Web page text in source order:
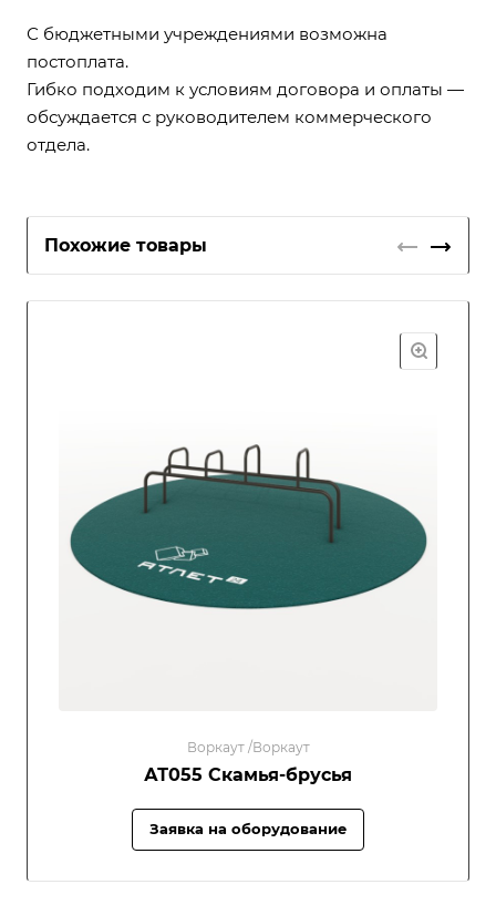
С бюджетными учреждениями возможна
постоплата.
Гибко подходим к условиям договора и оплаты —
обсуждается с руководителем коммерческого
отдела.
Похожие товары
Воркаут /Воркаут
АТ055 Скамья-брусья
Заявка на оборудование